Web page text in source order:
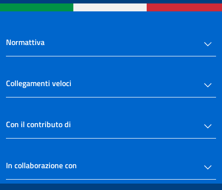
Normattiva
Collegamenti veloci
Con il contributo di
In collaborazione con